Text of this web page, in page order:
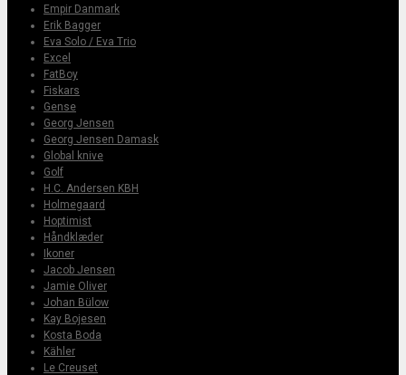
Empir Danmark
Erik Bagger
Eva Solo / Eva Trio
Excel
FatBoy
Fiskars
Gense
Georg Jensen
Georg Jensen Damask
Global knive
Golf
H.C. Andersen KBH
Holmegaard
Hoptimist
Håndklæder
Ikoner
Jacob Jensen
Jamie Oliver
Johan Bülow
Kay Bojesen
Kosta Boda
Kähler
Le Creuset